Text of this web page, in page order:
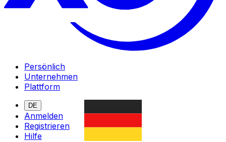
Persönlich
Unternehmen
Plattform
DE
Anmelden
Registrieren
Hilfe